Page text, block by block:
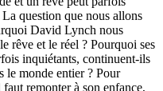
question que nous allons
David Lynch nous
rêve et le réel ? Pourquoi ses
inquiétants, continuent-ils
le monde entier ? Pour
remonter à son enfance,